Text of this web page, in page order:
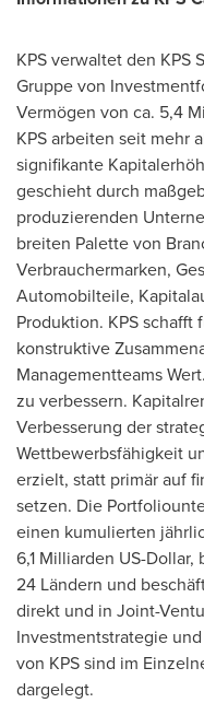
KPS verwaltet den KPS
Gruppe von
Vermögen von ca. 5,4
KPS arbeiten seit mehr
signifikante
geschieht durch
produzierenden
breiten Palette von
Verbrauchermarken,
Automobilteile,
Produktion. KPS
konstruktive
Managementteams
zu verbessern.
Verbesserung der
Wettbewerbsfähigkeit
erzielt, statt primär auf
setzen. Die
einen kumulierten
6,1 Milliarden US-
24 Ländern und
direkt und in Joint-
Investmentstrategie
von KPS sind im
dargelegt.